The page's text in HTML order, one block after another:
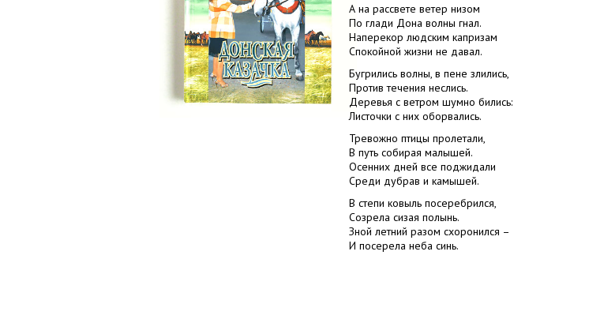
А на рассвете ветер низом
По глади Дона волны гнал.
Наперекор людским капризам
Спокойной жизни не давал.
Бугрились волны, в пене злились,
Против течения неслись.
Деревья с ветром шумно бились:
Листочки с них оборвались.
Тревожно птицы пролетали,
В путь собирая малышей.
Осенних дней все поджидали
Среди дубрав и камышей.
В степи ковыль посеребрился,
Созрела сизая полынь.
Зной летний разом схоронился –
И посерела неба синь.